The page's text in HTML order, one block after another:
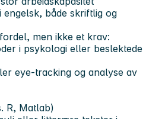
engelsk, både skriftlig og
men ikke et krav:
i psykologi eller beslektede
eye-tracking og analyse av
R, Matlab)